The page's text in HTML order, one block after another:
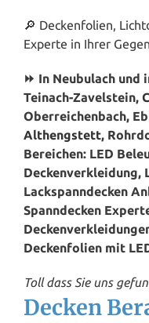
🔎 Deckenfolien,
Experte in Ihrer
⏩ In Neubulach und
Teinach-Zavelstein,
Oberreichenbach,
Althengstett,
Bereichen: LED
Deckenverkleidung,
Lackspanndecken
Spanndecken
Deckenfolien mit
Toll dass Sie uns
Decken